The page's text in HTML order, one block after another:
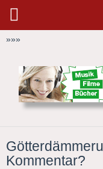
»»»
Kommentar?